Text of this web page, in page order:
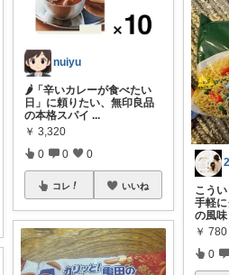
nuiyu
🌶️「辛いカレーが食べたい
日」に頼りたい、無印良品
の本格スパイ ...
￥ 3,320
0 0 0
コレ いいね
こう
手軽
の風味
￥ 780
0